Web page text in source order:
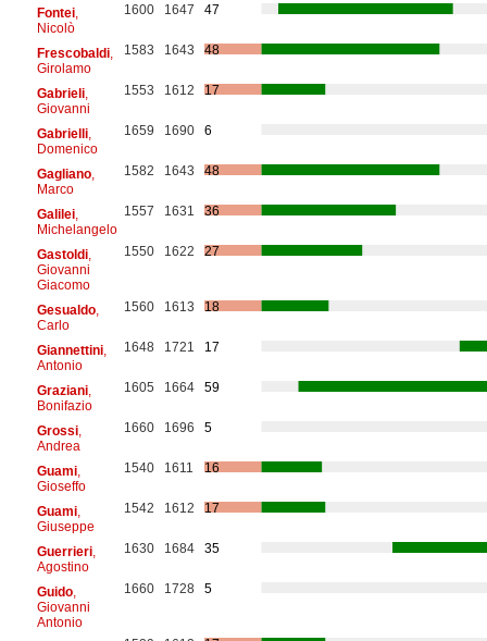
Fontei,
Nicolò
1600 1647 47
Frescobaldi,
Girolamo
1583 1643 48
Gabrieli,
Giovanni
1553 1612 17
Gabrielli,
Domenico
1659 1690 6
Gagliano,
Marco
1582 1643 48
Galilei,
Michelangelo
1557 1631 36
Gastoldi,
Giovanni
Giacomo
1550 1622 27
Gesualdo,
Carlo
1560 1613 18
Giannettini,
Antonio
1648 1721 17
Graziani,
Bonifazio
1605 1664 59
Grossi,
Andrea
1660 1696 5
Guami,
Gioseffo
1540 1611 16
Guami,
Giuseppe
1542 1612 17
Guerrieri,
Agostino
1630 1684 35
Guido,
Giovanni
Antonio
1660 1728 5